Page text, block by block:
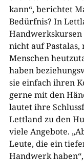
kann“, berichtet
Bedürfnis? In
Handwerkskursen
nicht auf Pastalas,
Menschen
haben
sie einfach ihren
gerne mit den
lautet ihre
Lettland zu den
viele Angebote.
Leute, die ein
Handwerk